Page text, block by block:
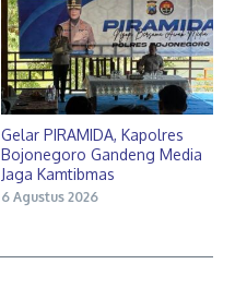
Gelar PIRAMIDA, Kapolres
Bojonegoro Gandeng Media
Jaga Kamtibmas
6 Agustus 2026